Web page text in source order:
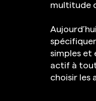
multitude
simples et
actif à tout
choisir les